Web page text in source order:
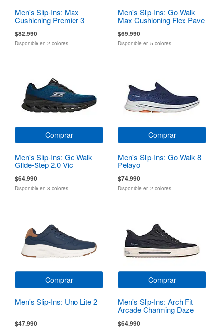
Men's Slip-Ins: Max
Cushioning Premier 3
$82.990
Disponible en 2 colores
Men's Slip-Ins: Go Walk
Max Cushioning Flex Pave
$69.990
Disponible en 5 colores
Comprar
Men's Slip-Ins: Go Walk
Glide-Step 2.0 Vic
$64.990
Disponible en 8 colores
Comprar
Men's Slip-Ins: Go Walk 8
Pelayo
$74.990
Disponible en 2 colores
Comprar
Men's Slip-Ins: Uno Lite 2
$47.990
Comprar
Men's Slip-Ins: Arch Fit
Arcade Charming Daze
$64.990